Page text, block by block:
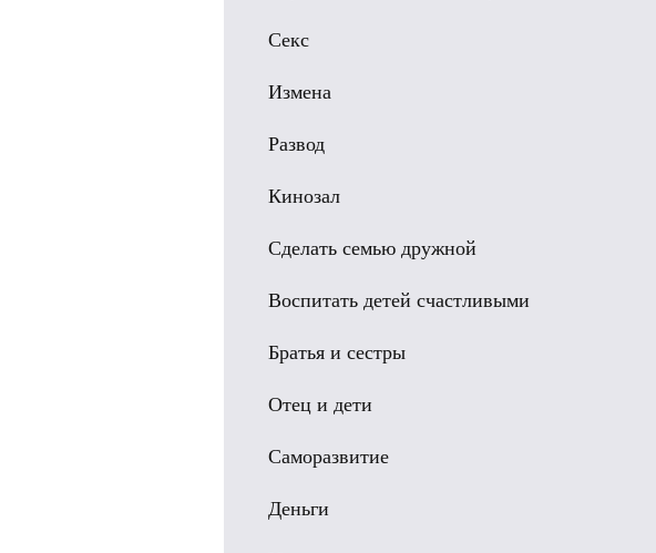
Секс
Измена
Развод
Кинозал
Сделать семью дружной
Воспитать детей счастливыми
Братья и сестры
Отец и дети
Саморазвитие
Деньги